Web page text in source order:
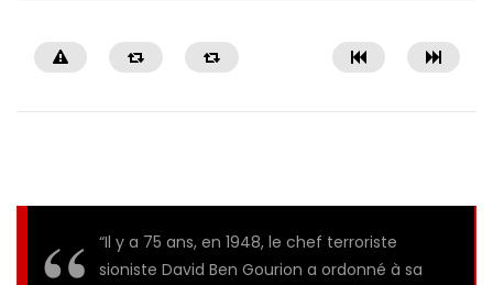
“Il y a 75 ans, en 1948, le chef terroriste
sioniste David Ben Gourion a ordonné à sa